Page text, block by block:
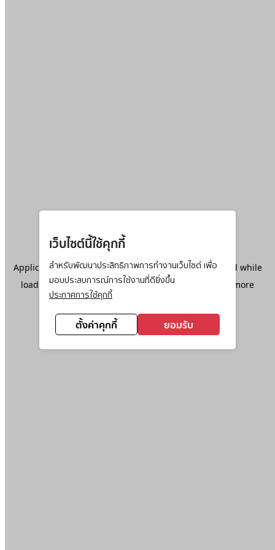
เว็บไซต์นี้ใช้คุกกี้
สำหรับพัฒนาประสิทธิภาพการทำงานเว็บไซต์ เพื่อ
มอบประสบการณ์การใช้งานที่ดียิ่งขึ้น
ประกาศการใช้คุกกี้
ตั้งค่าคุกกี้ ยอมรับ
Application error: aclient-side exception has occurred while
loadingwww.ktc.co.th(see the browser console
for more
information).